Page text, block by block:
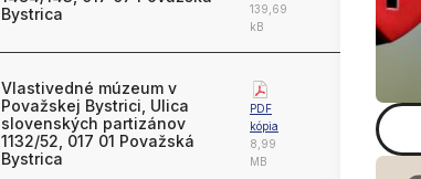
Bystrica
139,69
kB
Vlastivedné múzeum v
Považskej Bystrici, Ulica
slovenských partizánov
1132/52, 017 01 Považská
Bystrica
PDF
kópia
8,99
MB